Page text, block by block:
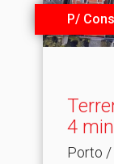
P/
4
Porto /